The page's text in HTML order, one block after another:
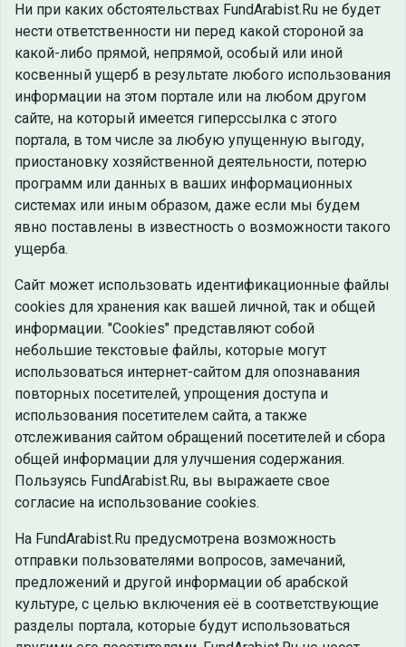
Ни при каких обстоятельствах FundArabist.Ru не будет
нести ответственности ни перед какой стороной за
какой-либо прямой, непрямой, особый или иной
косвенный ущерб в результате любого использования
информации на этом портале или на любом другом
сайте, на который имеется гиперссылка с этого
портала, в том числе за любую упущенную выгоду,
приостановку хозяйственной деятельности, потерю
программ или данных в ваших информационных
системах или иным образом, даже если мы будем
явно поставлены в известность о возможности такого
ущерба.
Сайт может использовать идентификационные файлы
cookies для хранения как вашей личной, так и общей
информации. "Cookies" представляют собой
небольшие текстовые файлы, которые могут
использоваться интернет-сайтом для опознавания
повторных посетителей, упрощения доступа и
использования посетителем сайта, а также
отслеживания сайтом обращений посетителей и сбора
общей информации для улучшения содержания.
Пользуясь FundArabist.Ru, вы выражаете свое
согласие на использование cookies.
На FundArabist.Ru предусмотрена возможность
отправки пользователями вопросов, замечаний,
предложений и другой информации об арабской
культуре, с целью включения её в соответствующие
разделы портала, которые будут использоваться